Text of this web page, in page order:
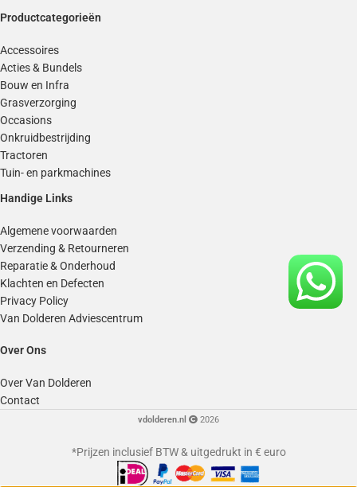
Productcategorieën
Accessoires
Acties & Bundels
Bouw en Infra
Grasverzorging
Occasions
Onkruidbestrijding
Tractoren
Tuin- en parkmachines
Handige Links
Algemene voorwaarden
Verzending & Retourneren
Reparatie & Onderhoud
Klachten en Defecten
Privacy Policy
Van Dolderen Adviescentrum
Over Ons
Over Van Dolderen
Contact
vdolderen.nl 2026
*Prijzen inclusief BTW & uitgedrukt in € euro